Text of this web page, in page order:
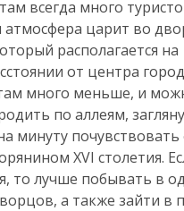
всегда много
атмосфера царит во
располагается на
от центра
много меньше, и
по аллеям,
минуту почувствовать
XVI столетия.
то лучше побывать в
а также зайти в